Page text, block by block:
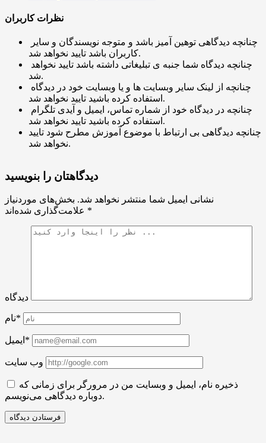
نظرات کاربران
کاربران باشد تایید نخواهد شد.
شد.
استفاده کرده باشید تایید نخواهد شد.
استفاده کرده باشید تایید نخواهد شد.
چنانچه دیدگاهی بی ارتباط با موضوع آموزش مطرح شود تایید
نخواهد شد.
دیدگاهتان را بنویسید
نشانی ایمیل شما منتشر نخواهد شد. بخش‌های موردنیاز
*
دیدگاه
نام*
ایمیل*
وب سایت
ذخیره نام، ایمیل و وبسایت من در مرورگر برای زمانی که
دوباره دیدگاهی می‌نویسم.